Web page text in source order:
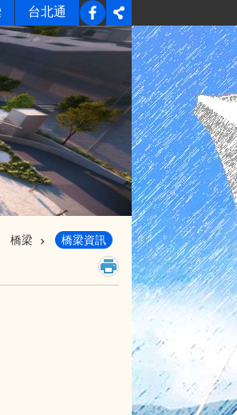
台北通
橋梁 橋梁資訊